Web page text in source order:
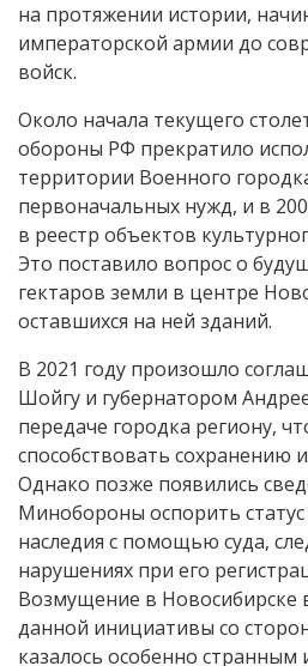
на протяжении истории,
императорской армии до
войск.
Около начала текущего
обороны РФ прекратило
территории Военного
первоначальных нужд, и в
в реестр объектов
Это поставило вопрос о
гектаров земли в центре
оставшихся на ней зданий.
В 2021 году произошло
Шойгу и губернатором
передаче городка региону,
способствовать сохранению
Однако позже появились
Минобороны оспорить
наследия с помощью суда,
нарушениях при его
Возмущение в Новосибирске
данной инициативы со
казалось особенно странным